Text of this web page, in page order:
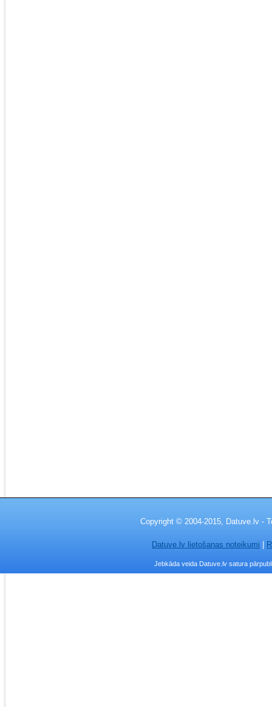
Copyright © 2004-2015, Datuve.lv -
Datuve.lv lietošanas noteikumi
Jebkāda veida Datuve.lv satura